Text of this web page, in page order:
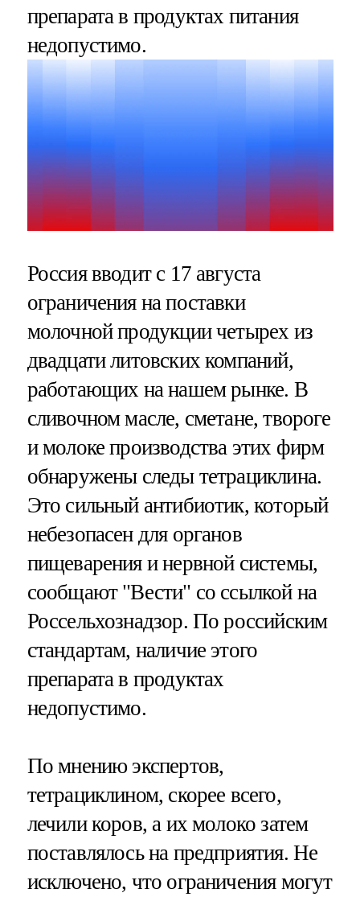
препарата в продуктах питания
недопустимо.
Россия вводит с 17 августа
ограничения на поставки
молочной продукции четырех из
двадцати литовских компаний,
работающих на нашем рынке. В
сливочном масле, сметане, твороге
и молоке производства этих фирм
обнаружены следы тетрациклина.
Это сильный антибиотик, который
небезопасен для органов
пищеварения и нервной системы,
сообщают "Вести" со ссылкой на
Россельхознадзор. По российским
стандартам, наличие этого
препарата в продуктах
недопустимо.
По мнению экспертов,
тетрациклином, скорее всего,
лечили коров, а их молоко затем
поставлялось на предприятия. Не
исключено, что ограничения могут